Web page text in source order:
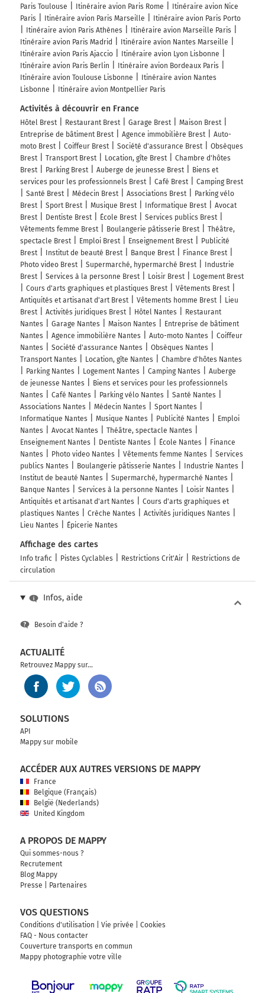
Paris Toulouse
Itinéraire avion Paris Rome
Itinéraire avion Nice
Paris
Itinéraire avion Paris Marseille
Itinéraire avion Paris Porto
Itinéraire avion Paris Athènes
Itinéraire avion Marseille Paris
Itinéraire avion Paris Madrid
Itinéraire avion Nantes Marseille
Itinéraire avion Paris Ajaccio
Itinéraire avion Lyon Lisbonne
Itinéraire avion Paris Berlin
Itinéraire avion Bordeaux Paris
Itinéraire avion Toulouse Lisbonne
Itinéraire avion Nantes
Lisbonne
Itinéraire avion Montpellier Paris
Activités à découvrir en France
Hôtel Brest Restaurant Brest Garage Brest
Maison Brest
Entreprise de bâtiment Brest
Agence immobilière Brest
Auto-
moto Brest
Coiffeur Brest Société d'assurance Brest
Obsèques
Brest
Transport Brest Location, gîte Brest
Chambre d'hôtes
Brest
Parking Brest Auberge de jeunesse Brest
Biens et
services pour les professionnels Brest
Café Brest
Camping Brest
Santé Brest
Médecin Brest Associations Brest
Parking vélo
Brest
Sport Brest Musique Brest Informatique Brest
Avocat
Brest
Dentiste Brest École Brest
Services publics Brest
Vêtements femme Brest
Boulangerie pâtisserie Brest
Théâtre,
spectacle Brest
Emploi Brest Enseignement Brest
Publicité
Brest
Institut de beauté Brest Banque Brest
Finance Brest
Photo video Brest
Supermarché, hypermarché Brest
Industrie
Brest
Services à la personne Brest Loisir Brest
Logement Brest
Cours d'arts graphiques et plastiques Brest
Vêtements Brest
Antiquités et artisanat d'art Brest
Vêtements homme Brest
Lieu
Brest
Activités juridiques Brest Hôtel Nantes
Restaurant
Nantes
Garage Nantes Maison Nantes
Entreprise de bâtiment
Nantes
Agence immobilière Nantes Auto-moto Nantes
Coiffeur
Nantes
Société d'assurance Nantes
Obsèques Nantes
Transport Nantes
Location, gîte Nantes
Chambre d'hôtes Nantes
Parking Nantes
Logement Nantes Camping Nantes
Auberge
de jeunesse Nantes
Biens et services pour les professionnels
Nantes
Café Nantes Parking vélo Nantes
Santé Nantes
Associations Nantes
Médecin Nantes
Sport Nantes
Informatique Nantes
Musique Nantes Publicité Nantes
Emploi
Nantes
Avocat Nantes
Théâtre, spectacle Nantes
Enseignement Nantes
Dentiste Nantes École Nantes
Finance
Nantes
Photo video Nantes Vêtements femme Nantes
Services
publics Nantes
Boulangerie pâtisserie Nantes
Industrie Nantes
Institut de beauté Nantes
Supermarché, hypermarché Nantes
Banque Nantes
Services à la personne Nantes
Loisir Nantes
Antiquités et artisanat d'art Nantes
Cours d'arts graphiques et
plastiques Nantes
Crèche Nantes
Activités juridiques Nantes
Lieu Nantes
Épicerie Nantes
Affichage des cartes
Info trafic Pistes Cyclables Restrictions Crit'Air
Restrictions de
circulation
Infos, aide
Besoin d'aide ?
ACTUALITÉ
Retrouvez Mappy sur...
SOLUTIONS
API
Mappy sur mobile
ACCÉDER AUX AUTRES VERSIONS DE MAPPY
France
Belgique (Français)
België (Nederlands)
United Kingdom
A PROPOS DE MAPPY
Qui sommes-nous ?
Recrutement
Blog Mappy
Presse
Partenaires
VOS QUESTIONS
Conditions d'utilisation Vie privée
Cookies
FAQ - Nous contacter
Couverture transports en commun
Mappy photographie votre ville